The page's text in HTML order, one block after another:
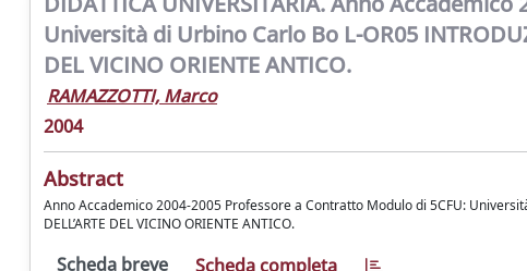
Università di Urbino Carlo Bo L-OR05
DEL VICINO ORIENTE ANTICO.
RAMAZZOTTI, Marco
2004
Abstract
Anno Accademico 2004-2005 Professore a Contratto Modulo di 5CFU:
DELL’ARTE DEL VICINO ORIENTE ANTICO.
Scheda breve Scheda completa